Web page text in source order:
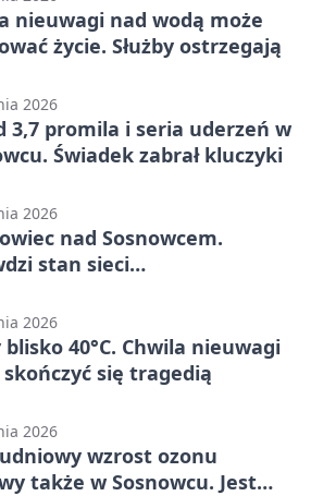
nieuwagi nad wodą może
życie. Służby ostrzegają
2026
3,7 promila i seria uderzeń w
Świadek zabrał kluczyki
2026
nad Sosnowcem.
stan sieci
2026
blisko 40°C. Chwila nieuwagi
się tragedią
2026
wzrost ozonu
także w Sosnowcu. Jest